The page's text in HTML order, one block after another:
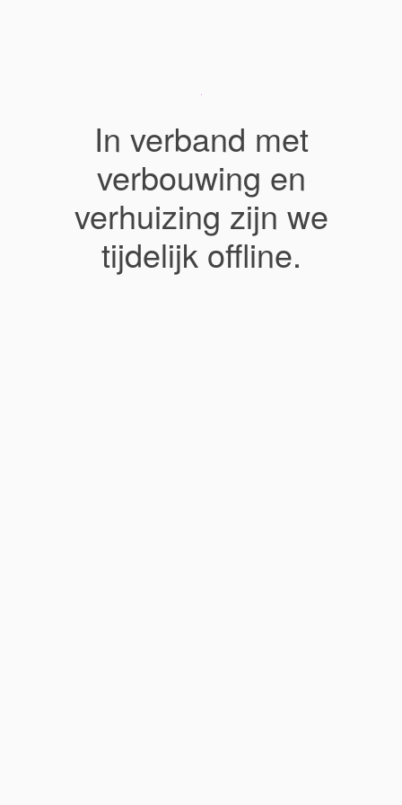
In verband met
verbouwing en
verhuizing zijn we
tijdelijk offline.